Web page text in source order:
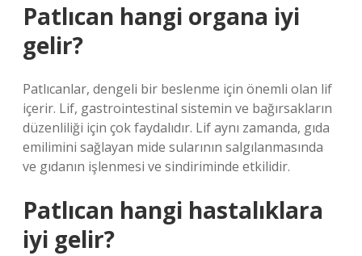
Patlıcan hangi organa iyi
gelir?
Patlıcanlar, dengeli bir beslenme için önemli olan lif
içerir. Lif, gastrointestinal sistemin ve bağırsakların
düzenliliği için çok faydalıdır. Lif aynı zamanda, gıda
emilimini sağlayan mide sularının salgılanmasında
ve gıdanın işlenmesi ve sindiriminde etkilidir.
Patlıcan hangi hastalıklara
iyi gelir?